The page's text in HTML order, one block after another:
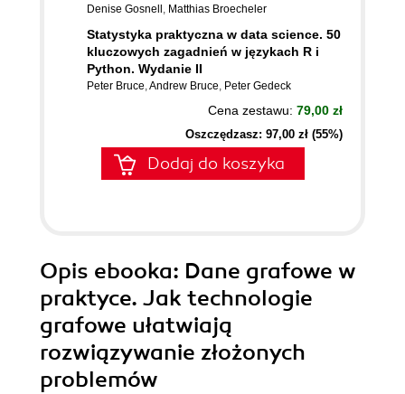
Denise Gosnell , Matthias Broecheler
Statystyka praktyczna w data science. 50
kluczowych zagadnień w językach R i
Python. Wydanie II
Peter Bruce,Andrew Bruce, Peter Gedeck
Cena zestawu: 79,00 zł
Oszczędzasz: 97,00 zł (55%)
Dodaj do koszyka
Opis ebooka: Dane grafowe w
praktyce. Jak technologie
grafowe ułatwiają
rozwiązywanie złożonych
problemów